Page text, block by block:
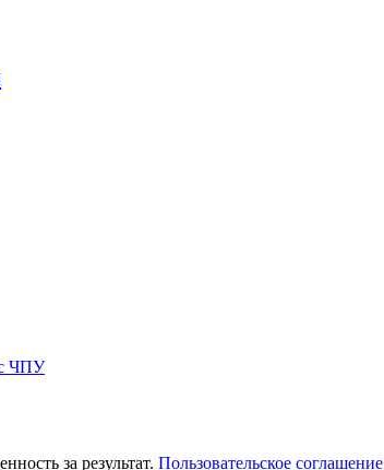
с ЧПУ
за результат. Пользовательское соглашение